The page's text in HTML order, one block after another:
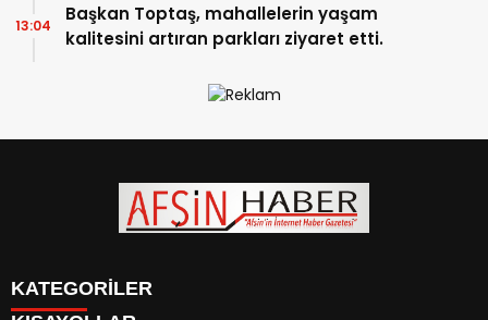
Başkan Toptaş, mahallelerin yaşam
kalitesini artıran parkları ziyaret etti.
13:04
KATEGORİLER